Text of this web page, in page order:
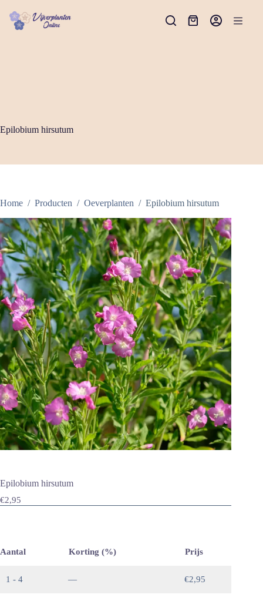
naar
Winkelwagen
Epilobium hirsutum
Home / Producten / Oeverplanten / Epilobium hirsutum
Epilobium hirsutum
€2,95
Aantal Korting (%) Prijs
1 - 4 — €2,95